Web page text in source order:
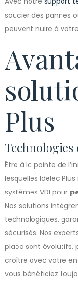
soucier des pannes
peuvent nuire à
Plus
Être à la pointe de
lesquelles Idélec
systèmes VDI pour
Nos solutions
technologiques,
sécurisés. Nos
place sont évolutifs,
croître avec votre
vous bénéficiez